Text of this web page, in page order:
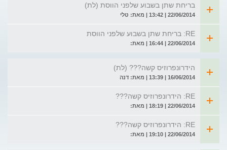
בריחת שתן בשבוע שלפני הווסת (לת)
22/06/2014 | 13:42 | מאת: טלי
RE: בריחת שתן בשבוע שלפני הווסת
22/06/2014 | 16:44 | מאת:
הידרונפרוזיס קשה??? (לת)
16/06/2014 | 13:39 | מאת: דנה
RE: הידרונפרוזיס קשה???
22/06/2014 | 18:19 | מאת:
RE: הידרונפרוזיס קשה???
22/06/2014 | 19:10 | מאת: